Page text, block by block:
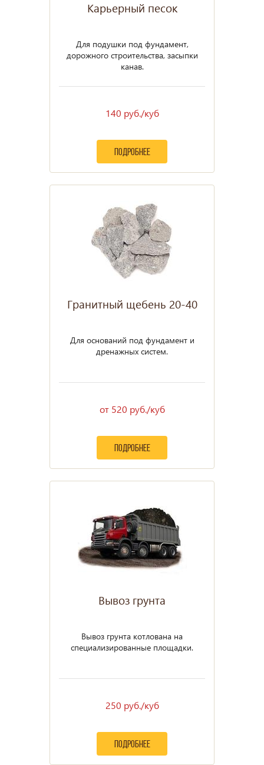
Карьерный песок
Для подушки под фундамент,
дорожного строительства, засыпки
канав.
140 руб./куб
подробнее
Гранитный щебень 20-40
Для оснований под фундамент и
дренажных систем.
от 520 руб./куб
подробнее
Вывоз грунта
Вывоз грунта котлована на
специализированные площадки.
250 руб./куб
подробнее